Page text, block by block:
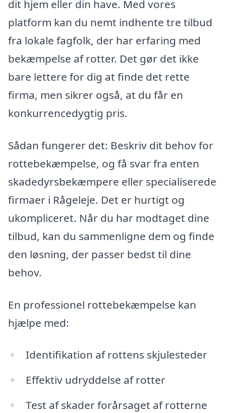
dit hjem eller din have. Med vores
platform kan du nemt indhente tre tilbud
fra lokale fagfolk, der har erfaring med
bekæmpelse af rotter. Det gør det ikke
bare lettere for dig at finde det rette
firma, men sikrer også, at du får en
konkurrencedygtig pris.
Sådan fungerer det: Beskriv dit behov for
rottebekæmpelse, og få svar fra enten
skadedyrsbekæmpere eller specialiserede
firmaer i Rågeleje. Det er hurtigt og
ukompliceret. Når du har modtaget dine
tilbud, kan du sammenligne dem og finde
den løsning, der passer bedst til dine
behov.
En professionel rottebekæmpelse kan
hjælpe med:
Identifikation af rottens skjulesteder
Effektiv udryddelse af rotter
Test af skader forårsaget af rotterne